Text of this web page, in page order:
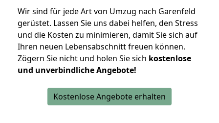
Wir sind für jede Art von Umzug nach Garenfeld
gerüstet. Lassen Sie uns dabei helfen, den Stress
und die Kosten zu minimieren, damit Sie sich auf
Ihren neuen Lebensabschnitt freuen können.
Zögern Sie nicht und holen Sie sich kostenlose
und unverbindliche Angebote!
Kostenlose Angebote erhalten